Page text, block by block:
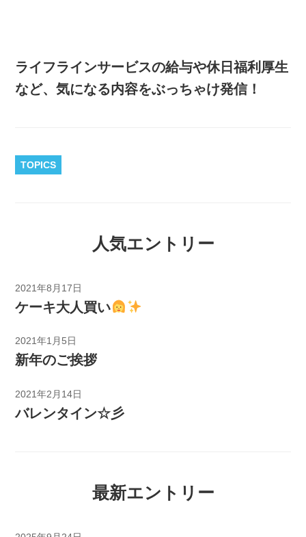
ライフラインサービスの給与や休日福利厚生
など、気になる内容をぶっちゃけ発信！
TOPICS
人気エントリー
2021年8月17日
ケーキ大人買い
2021年1月5日
新年のご挨拶
2021年2月14日
バレンタイン☆彡
最新エントリー